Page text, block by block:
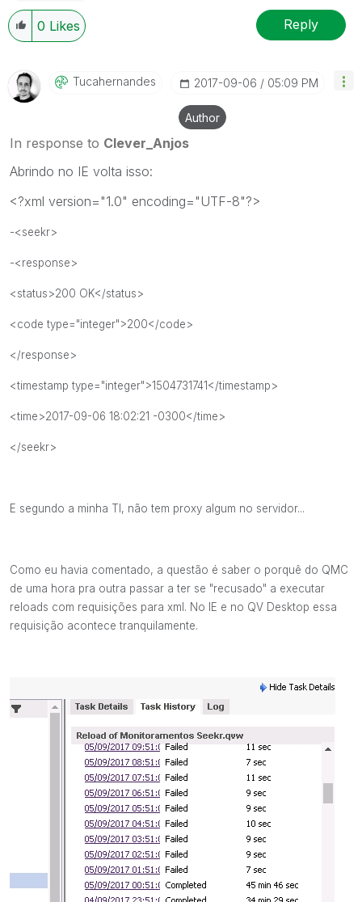
0 Likes Reply
Tucahernandes ‎2017-09-06 05:09 PM
Author
In response to Clever_Anjos
Abrindo no IE volta isso:
<?xml version="1.0" encoding="UTF-8"?>
-<seekr>
-<response>
<status>200 OK</status>
<code type="integer">200</code>
</response>
<timestamp type="integer">1504731741</timestamp>
<time>2017-09-06 18:02:21 -0300</time>
</seekr>
E segundo a minha TI, não tem proxy algum no servidor...
Como eu havia comentado, a questão é saber o porquê do QMC
de uma hora pra outra passar a ter se "recusado" a executar
reloads com requisições para xml. No IE e no QV Desktop essa
requisição acontece tranquilamente.